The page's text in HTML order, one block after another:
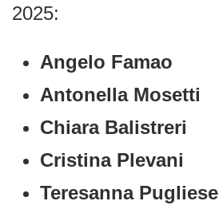
2025:
Angelo Famao
Antonella Mosetti
Chiara Balistreri
Cristina Plevani
Teresanna Pugliese